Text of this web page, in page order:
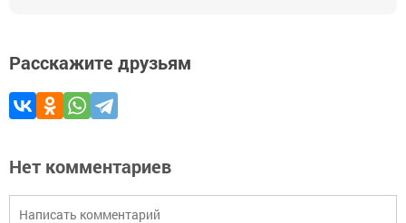
Расскажите друзьям
Нет комментариев